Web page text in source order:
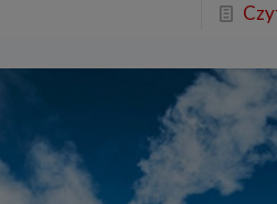
danych
W
a) pod
b)